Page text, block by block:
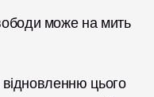
може на мить
відновленню цього